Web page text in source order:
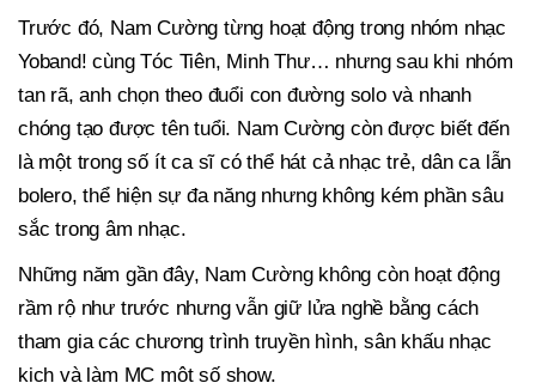
Trước đó, Nam Cường từng hoạt động trong nhóm nhạc
Yoband! cùng Tóc Tiên, Minh Thư… nhưng sau khi nhóm
tan rã, anh chọn theo đuổi con đường solo và nhanh
chóng tạo được tên tuổi. Nam Cường còn được biết đến
là một trong số ít ca sĩ có thể hát cả nhạc trẻ, dân ca lẫn
bolero, thể hiện sự đa năng nhưng không kém phần sâu
sắc trong âm nhạc.
Những năm gần đây, Nam Cường không còn hoạt động
rầm rộ như trước nhưng vẫn giữ lửa nghề bằng cách
tham gia các chương trình truyền hình, sân khấu nhạc
kịch và làm MC một số show.